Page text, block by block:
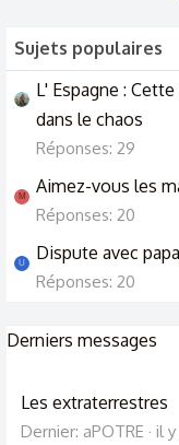
Sujets populaires
L' Espagne :
dans le chaos
Réponses: 29
M Aimez-vous les
Réponses: 20
U Dispute avec papa
Réponses: 20
Derniers messages
Les extraterrestres
Dernier: aPOTRE
il